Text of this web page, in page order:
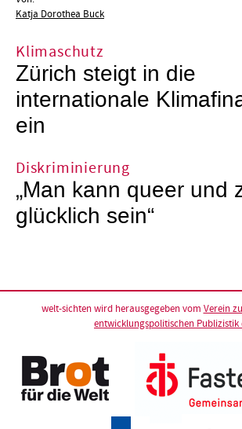
Katja Dorothea Buck
Klimaschutz
Zürich steigt in die
internationale
ein
Diskriminierung
„Man kann queer und
glücklich sein“
welt-sichten wird herausgegeben vom Verein
entwicklungspolitischen Publizistik